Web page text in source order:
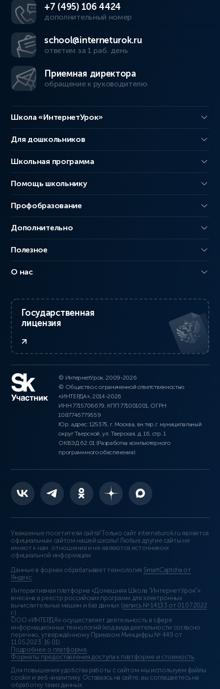
+7 (495) 106 4424
дополнительный номер
school@interneturok.ru
ответим за 1 раб. день
Приемная директора
обращение к руководителю
Школа «ИнтернетУрок»
Для дошкольников
Школьная программа
Помощь школьнику
Профобразование
Дополнительно
Полезное
О нас
Государственная
лицензия
© ИнтернетУрок, 2009-2026
© Общество с ограниченной ответственностью
«ИНТЕРДА», 2014-2026
ИНН 7715706679, КПП 771001001, ОГРН
1087746779559
Юр. адрес: 125375, г. Москва, вн.тер.г. муниципальный
округ Тверской, ул. Тверская, д. 16, стр. 1
ОКВЭД 62.01 (Разработка компьютерного
программного обеспечения)
Уважаемые посетители сайта! Только сайт interneturok.ru является
официальным сайтом нашей школы! Любые другие сайты не
имеют к нам отношения и не являются источником
официальной информации.
Данные в формах обрабатывает технология SmartCaptcha от
Яндекс
Интерактивная платформа «Домашняя Школа “ИнтернетУрок”»
внесена в реестр российских программ для электронных
вычислительных машин и баз данных (запись № 14133 от 01.07.2022
г.).
ООО «ИНТЕРДА» осуществляет деятельность в сфере
информационных технологий (код вида деятельности согласно
перечню, утверждённому Приказом Минцифры № 449 от
11.05.2023: 16.01)
Подробнее о платформе.
Форматы предоставления доступа к платформе и стоимость.
Для повышения удобства работы с сайтом мы используем файлы
cookie и веб-аналитику. Оставаясь на сайте, вы соглашаетесь на
обработку таких данных.